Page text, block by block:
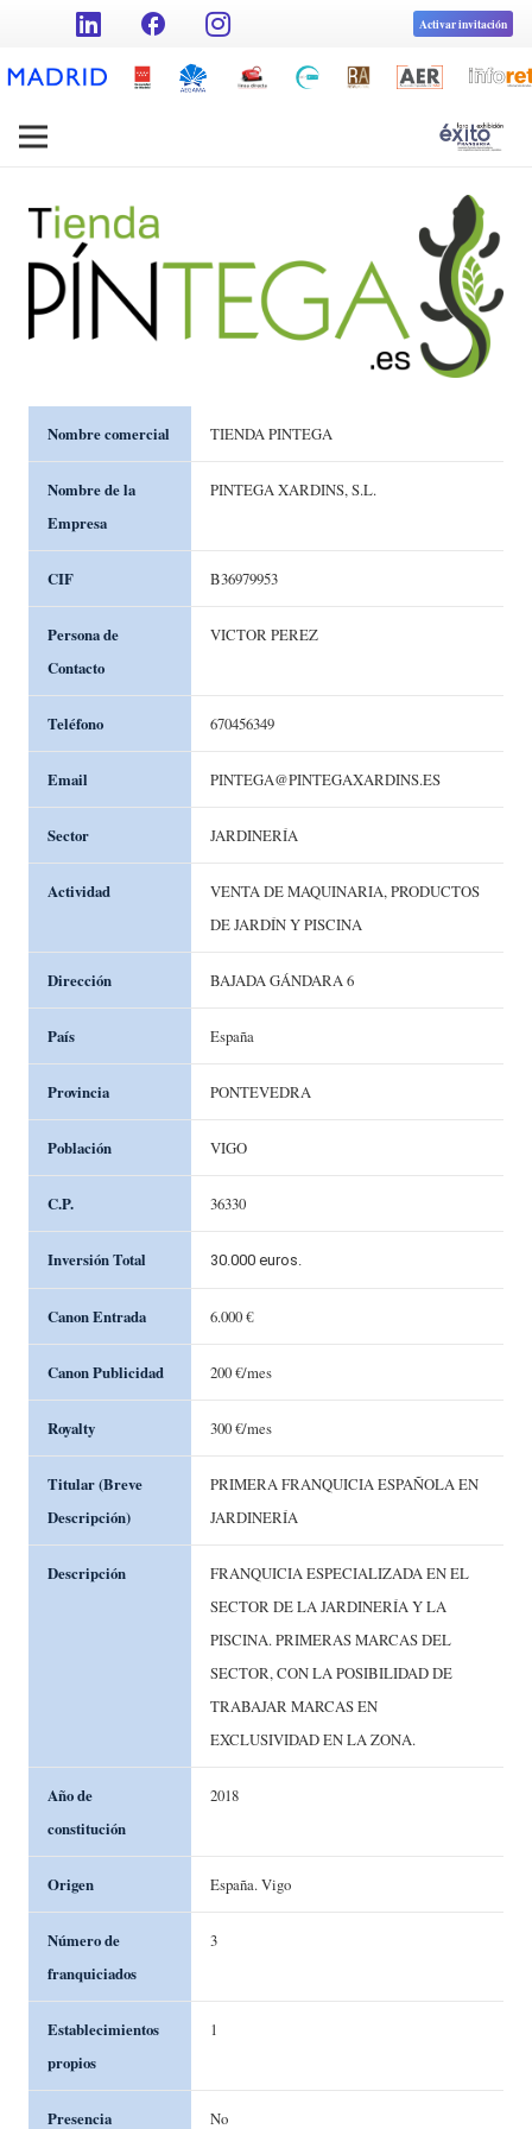
facebook Activar invitación
Nombre comercial TIENDA PINTEGA
Nombre de la
Empresa
PINTEGA XARDINS, S.L.
CIF B36979953
Persona de
Contacto
VICTOR PEREZ
Teléfono 670456349
Email PINTEGA@PINTEGAXARDINS.ES
Sector JARDINERÍA
Actividad
VENTA DE MAQUINARIA, PRODUCTOS
DE JARDÍN Y PISCINA
Dirección BAJADA GÁNDARA 6
País España
Provincia PONTEVEDRA
Población VIGO
C.P. 36330
Inversión Total 30.000 euros.
Canon Entrada 6.000 €
Canon Publicidad 200 €/mes
Royalty 300 €/mes
Titular (Breve
Descripción)
PRIMERA FRANQUICIA ESPAÑOLA EN
JARDINERÍA
Descripción
FRANQUICIA ESPECIALIZADA EN EL
SECTOR DE LA JARDINERÍA Y LA
PISCINA. PRIMERAS MARCAS DEL
SECTOR, CON LA POSIBILIDAD DE
TRABAJAR MARCAS EN
EXCLUSIVIDAD EN LA ZONA.
Año de
constitución
2018
Origen España. Vigo
Número de
franquiciados
3
Establecimientos
propios
1
Presencia No